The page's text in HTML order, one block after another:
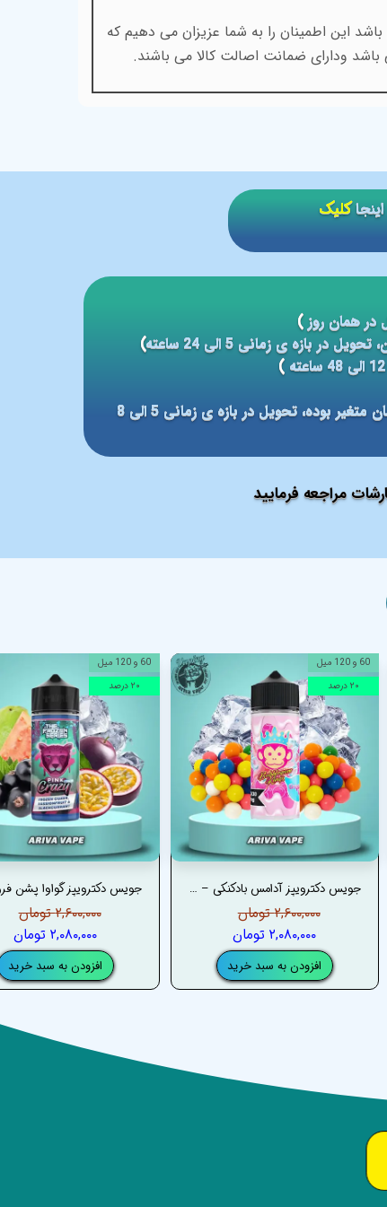
این اطمینان را به شما عزیزان می دهیم که
ودارای ضمانت اصالت کالا می باشند.
مراجعه فرمایید
در همان روز)
)
)
مبلغ ارسال بر مبنای شهر مقصد بین 59 الی 79 هزار تومان متغیر بوده، تحویل در بازه ی زمانی 5 الی 8
اینجاکلیک
۲,۶۰۰,۰۰۰ تومان
۲,۰۸۰,۰۰۰ تومان
افزودن به سبد خرید
60 و 120 میل
۲۰ درصد
جویس دکترویپز آدامس بادکنکی – DRVAPES BUBBLEGUM KINGS ORIGINAL JUICE
۲,۶۰۰,۰۰۰ تومان
۲,۰۸۰,۰۰۰ تومان
افزودن به سبد خرید
60 و 120 میل
۲۰ درصد